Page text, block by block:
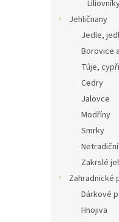
Jehličnany
Jedle,
Borovice
Túje,
Cedry
Jalovce
Modříny
Smrky
Zakrslé
Zahradnické
Dárkové
Hnojiva